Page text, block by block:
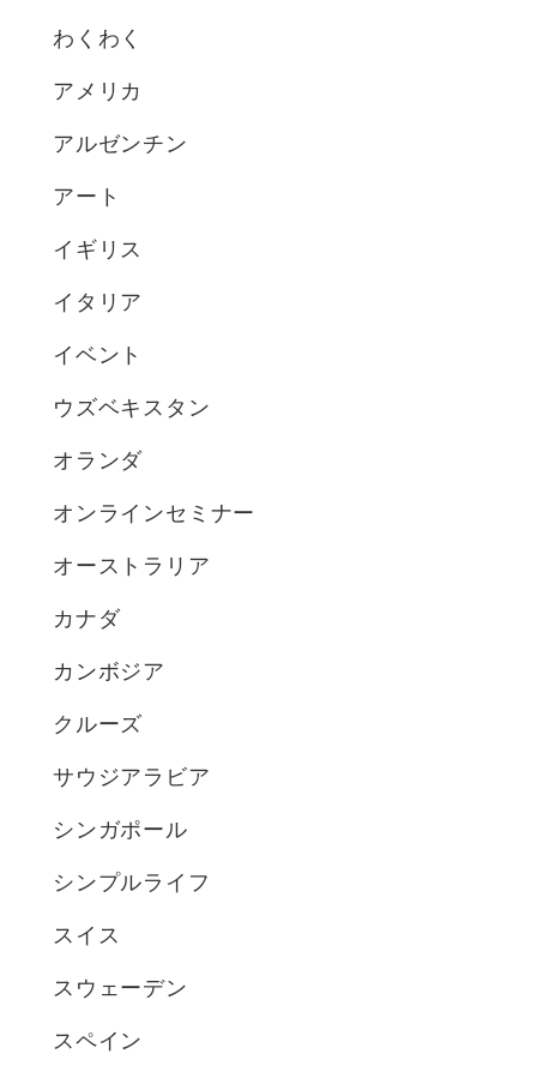
わくわく
アメリカ
アルゼンチン
アート
イギリス
イタリア
イベント
ウズベキスタン
オランダ
オンラインセミナー
オーストラリア
カナダ
カンボジア
クルーズ
サウジアラビア
シンガポール
シンプルライフ
スイス
スウェーデン
スペイン